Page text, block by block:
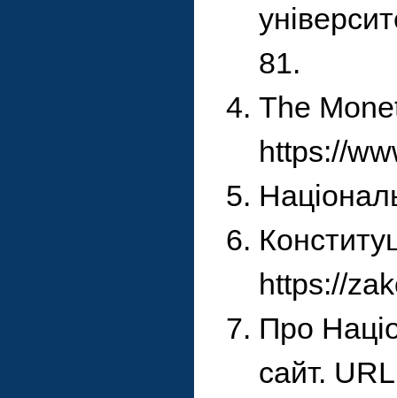
81.
The
https://
https://
Про
сайт.